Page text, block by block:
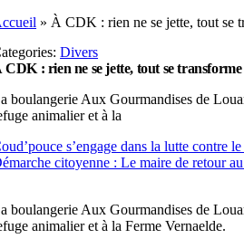
» À CDK : rien ne se jette, tout se
Divers
CDK : rien ne se jette, tout se transforme
boulangerie Aux Gourmandises de
animalier et à la
s’engage dans la lutte contre
citoyenne : Le maire de retour
boulangerie Aux Gourmandises de
animalier et à la Ferme Vernaelde.